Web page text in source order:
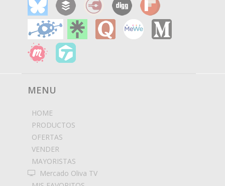
MENU
HOME
PRODUCTOS
OFERTAS
VENDER
MAYORISTAS
Mercado Oliva TV